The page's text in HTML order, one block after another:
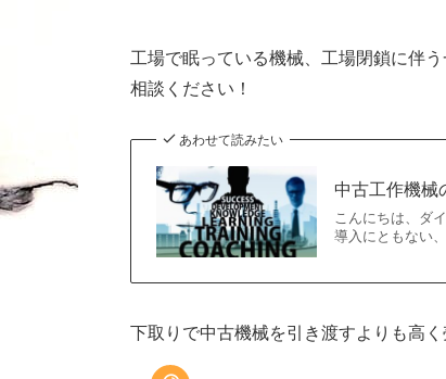
工場で眠っている機械、工場閉鎖に伴
相談ください！
あわせて読みたい
中古工作機械
こんにちは、ダ
導入にともない
下取りで中古機械を引き渡すよりも高